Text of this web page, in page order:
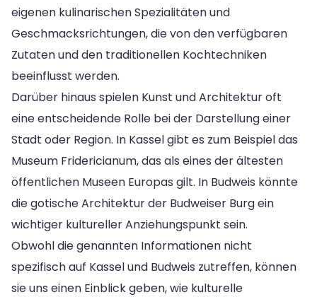
eigenen kulinarischen Spezialitäten und
Geschmacksrichtungen, die von den verfügbaren
Zutaten und den traditionellen Kochtechniken
beeinflusst werden.
Darüber hinaus spielen Kunst und Architektur oft
eine entscheidende Rolle bei der Darstellung einer
Stadt oder Region. In Kassel gibt es zum Beispiel das
Museum Fridericianum, das als eines der ältesten
öffentlichen Museen Europas gilt. In Budweis könnte
die gotische Architektur der Budweiser Burg ein
wichtiger kultureller Anziehungspunkt sein.
Obwohl die genannten Informationen nicht
spezifisch auf Kassel und Budweis zutreffen, können
sie uns einen Einblick geben, wie kulturelle